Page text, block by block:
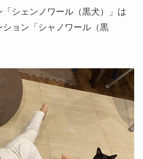
シェンノワール（黒犬）」は
ション「シャノワール（黒